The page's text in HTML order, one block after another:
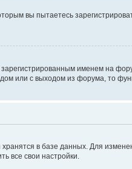
вы пытаетесь
именем на
или с выходом из форума, то
в базе данных. Для
все свои настройки.